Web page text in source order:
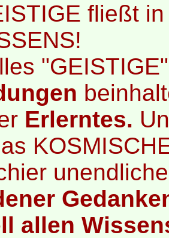
fließt
Erlerntes.
allen